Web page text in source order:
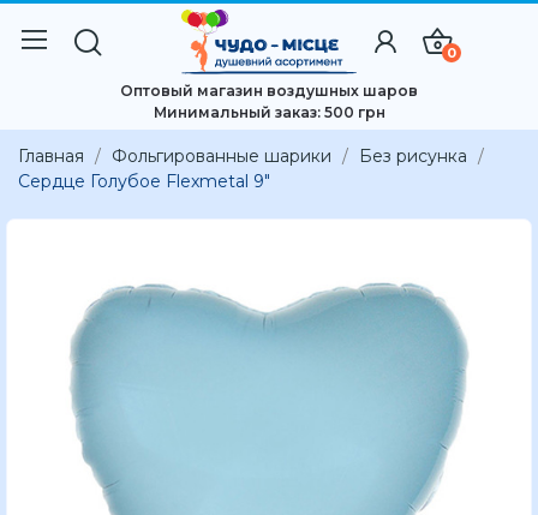
0
Оптовый магазин воздушных шаров
Минимальный заказ: 500 грн
Главная Фольгированные шарики
Без рисунка
Сердце Голубое Flexmetal 9"